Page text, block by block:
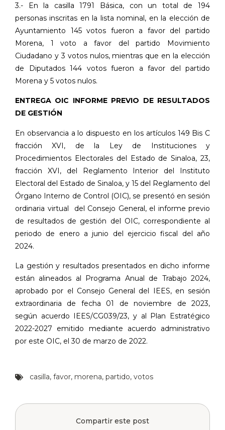
3.- En la casilla 1791 Básica, con un total de 194
personas inscritas en la lista nominal, en la elección de
Ayuntamiento 145 votos fueron a favor del partido
Morena, 1 voto a favor del partido Movimiento
Ciudadano y 3 votos nulos, mientras que en la elección
de Diputados 144 votos fueron a favor del partido
Morena y 5 votos nulos.
ENTREGA OIC INFORME PREVIO DE RESULTADOS
DE GESTIÓN
En observancia a lo dispuesto en los artículos 149 Bis C
fracción
XVI, de la Ley de Instituciones
y
Procedimientos Electorales del Estado de Sinaloa, 23,
fracción XVI, del Reglamento Interior del Instituto
Electoral del Estado de Sinaloa, y 15 del Reglamento del
Órgano Interno de Control (OIC), se presentó en sesión
ordinaria virtual
del Consejo General, el informe previo
de resultados de gestión del OIC, correspondiente al
periodo de enero a junio del ejercicio fiscal del año
2024.
La gestión y resultados presentados en dicho informe
están alineados al Programa Anual de Trabajo 2024,
aprobado por el Consejo General del IEES, en sesión
extraordinaria
de fecha 01 de noviembre de 2023,
según acuerdo IEES/CG039/23, y al Plan Estratégico
2022-2027
emitido mediante acuerdo
administrativo
por este OIC, el 30 de marzo de 2022.
casilla, favor, morena, partido, votos
Compartir este post